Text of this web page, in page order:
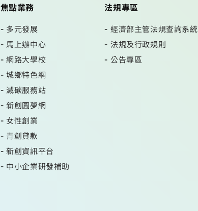
焦點業務
多元發展
馬上辦中心
網路大學校
城鄉特色網
減碳服務站
新創圓夢網
女性創業
青創貸款
新創資訊平台
中小企業研發補助
法規專區
經濟部主管法規查詢系統
法規及行政規則
公告專區